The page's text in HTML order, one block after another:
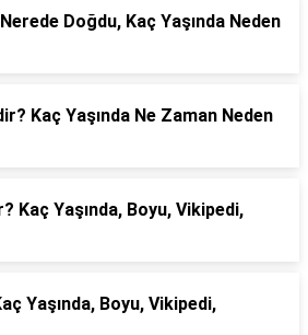
Doğdu, Kaç Yaşında Neden
Kaç Yaşında Ne Zaman Neden
Kaç Yaşında, Boyu, Vikipedi,
Yaşında, Boyu, Vikipedi,